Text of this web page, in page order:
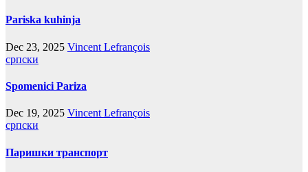
Pariska kuhinja
Dec 23, 2025 Vincent Lefrançois
српски
Spomenici Pariza
Dec 19, 2025 Vincent Lefrançois
српски
Паришки транспорт